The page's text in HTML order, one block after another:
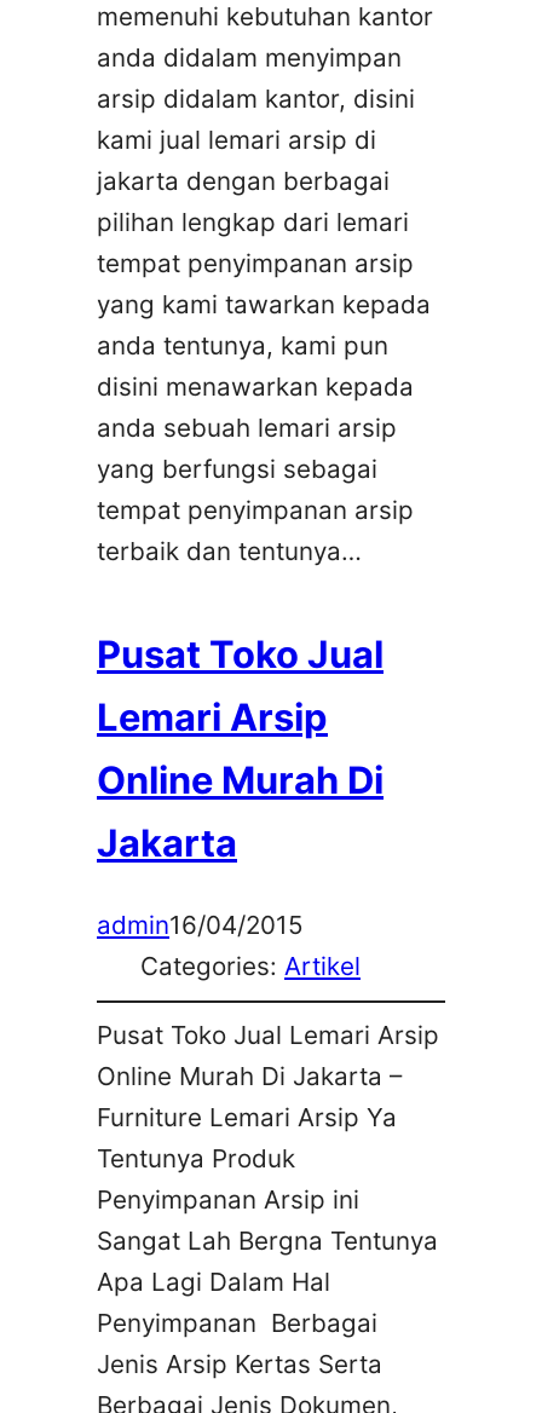
memenuhi kebutuhan kantor
anda didalam menyimpan
arsip didalam kantor, disini
kami jual lemari arsip di
jakarta dengan berbagai
pilihan lengkap dari lemari
tempat penyimpanan arsip
yang kami tawarkan kepada
anda tentunya, kami pun
disini menawarkan kepada
anda sebuah lemari arsip
yang berfungsi sebagai
tempat penyimpanan arsip
terbaik dan tentunya…
Pusat Toko Jual
Lemari Arsip
Online Murah Di
Jakarta
admin16/04/2015
Categories: Artikel
Pusat Toko Jual Lemari Arsip
Online Murah Di Jakarta –
Furniture Lemari Arsip Ya
Tentunya Produk
Penyimpanan Arsip ini
Sangat Lah Bergna Tentunya
Apa Lagi Dalam Hal
Penyimpanan Berbagai
Jenis Arsip Kertas Serta
Berbagai Jenis Dokumen,